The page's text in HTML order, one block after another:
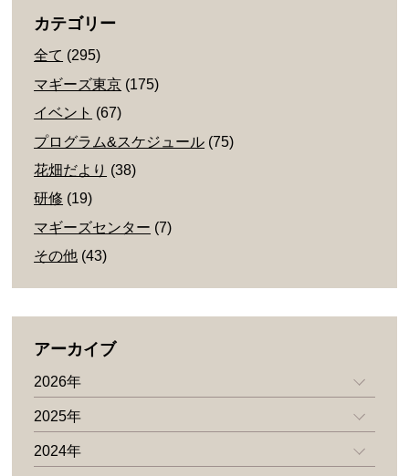
カテゴリー
全て (295)
マギーズ東京 (175)
イベント (67)
プログラム&スケジュール (75)
花畑だより (38)
研修 (19)
マギーズセンター (7)
その他 (43)
アーカイブ
2026年
2025年
2024年